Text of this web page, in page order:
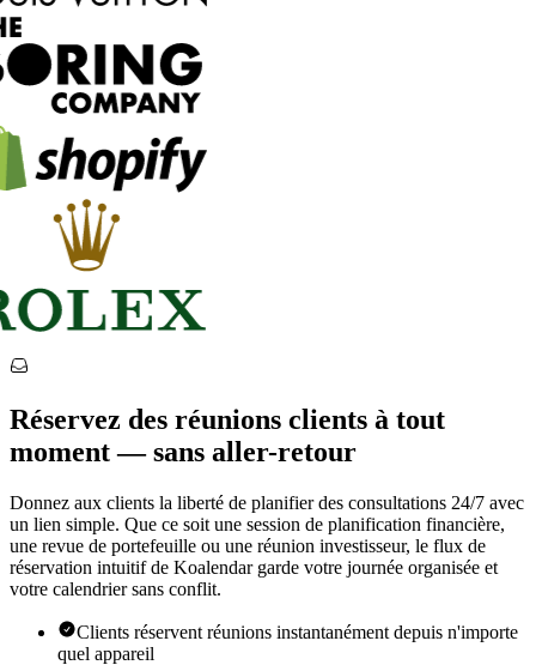
Réservez des réunions clients à tout
moment — sans aller-retour
Donnez aux clients la liberté de planifier des consultations 24/7 avec
un lien simple. Que ce soit une session de planification financière,
une revue de portefeuille ou une réunion investisseur, le flux de
réservation intuitif de Koalendar garde votre journée organisée et
votre calendrier sans conflit.
Clients réservent réunions instantanément depuis n'importe
quel appareil